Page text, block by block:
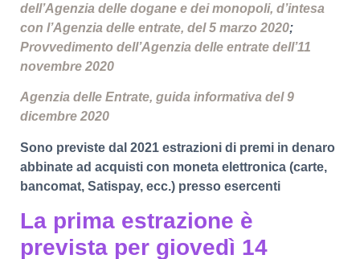
dell’Agenzia delle dogane e dei monopoli, d’intesa
con l’Agenzia delle entrate, del 5 marzo 2020;
Provvedimento dell’Agenzia delle entrate dell’11
novembre 2020
Agenzia delle Entrate, guida informativa del 9
dicembre 2020
Sono previste dal 2021 estrazioni di premi in denaro
abbinate ad acquisti con moneta elettronica (carte,
bancomat, Satispay, ecc.) presso esercenti
La prima estrazione è
prevista per giovedì 14